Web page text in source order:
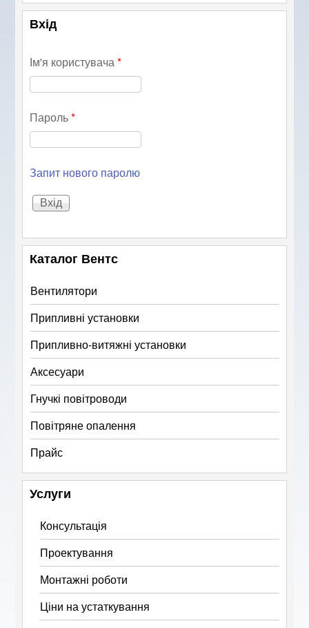
Вхід
Ім'я користувача*
Пароль*
Запит нового паролю
Каталог Вентс
Вентилятори
Припливні установки
Припливно-витяжні установки
Аксесуари
Гнучкі повітроводи
Повітряне опалення
Прайс
Услуги
Консультація
Проектування
Монтажні роботи
Ціни на устаткування